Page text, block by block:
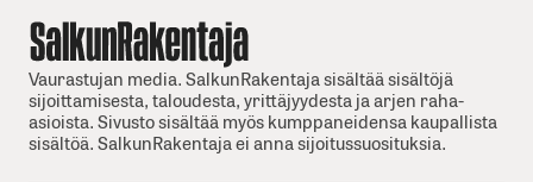
Vaurastujan media. SalkunRakentaja sisältää sisältöjä
sijoittamisesta, taloudesta, yrittäjyydesta ja arjen raha-
asioista. Sivusto sisältää myös kumppaneidensa kaupallista
sisältöä. SalkunRakentaja ei anna sijoitussuosituksia.